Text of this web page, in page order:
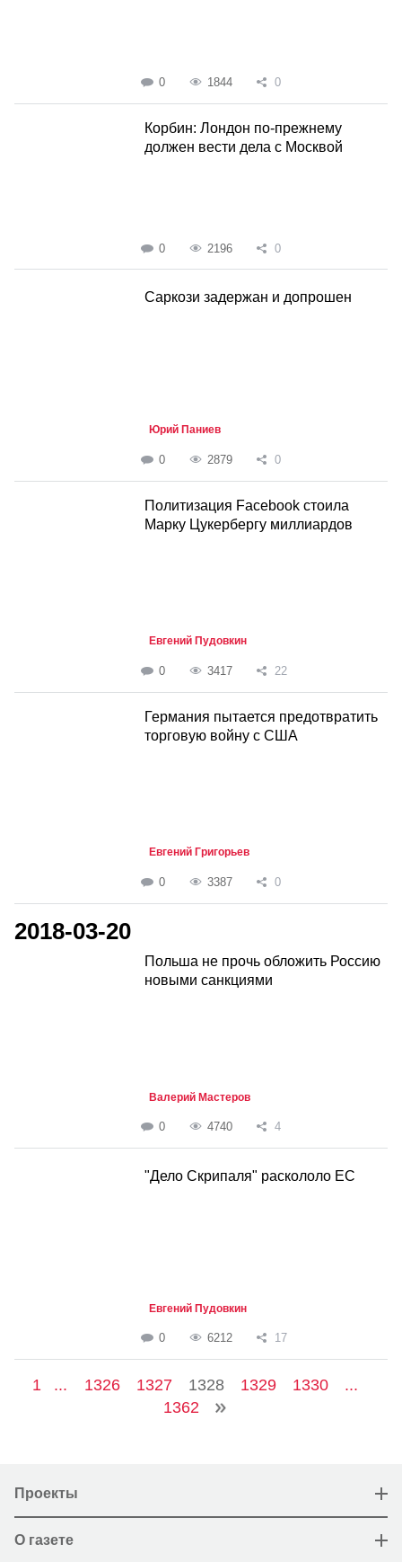
0 1844 0
Корбин: Лондон по-прежнему
должен вести дела с Москвой
0 2196 0
Саркози задержан и допрошен
Юрий Паниев
0 2879 0
Политизация Facebook стоила
Марку Цукербергу миллиардов
Евгений Пудовкин
0 3417 22
Германия пытается предотвратить
торговую войну с США
Евгений Григорьев
0 3387 0
2018-03-20
Польша не прочь обложить Россию
новыми санкциями
Валерий Мастеров
0 4740 4
"Дело Скрипаля" раскололо ЕС
Евгений Пудовкин
0 6212 17
1 ... 1326 1327 1328 1329 1330
...
1362
Проекты
О газете